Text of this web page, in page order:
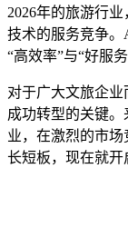
2026年的旅游行
技术的服务竞争
“高效率”与“好服
对于广大文旅企
成功转型的关键
业，在激烈的市
长短板，现在就开